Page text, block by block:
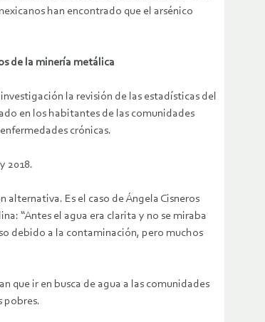
han encontrado que el arsénico
de la minería metálica
la revisión de las estadísticas del
en los habitantes de las comunidades
crónicas.
2018.
Es el caso de Ángela Cisneros
“Antes el agua era clarita y no se miraba
debido a la contaminación, pero muchos
que ir en busca de agua a las comunidades
pobres.